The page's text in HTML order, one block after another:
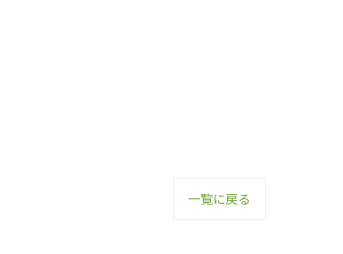
一覧に戻る